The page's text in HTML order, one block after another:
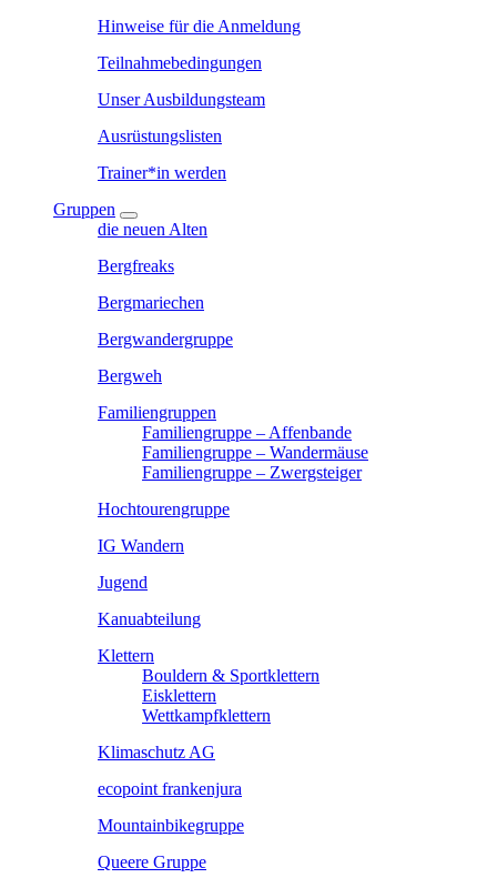
Hinweise für die Anmeldung
Teilnahmebedingungen
Unser Ausbildungsteam
Ausrüstungslisten
Trainer*in werden
Gruppen
die neuen Alten
Bergfreaks
Bergmariechen
Bergwandergruppe
Bergweh
Familiengruppen
Familiengruppe – Affenbande
Familiengruppe – Wandermäuse
Familiengruppe – Zwergsteiger
Hochtourengruppe
IG Wandern
Jugend
Kanuabteilung
Klettern
Bouldern & Sportklettern
Eisklettern
Wettkampfklettern
Klimaschutz AG
ecopoint frankenjura
Mountainbikegruppe
Queere Gruppe